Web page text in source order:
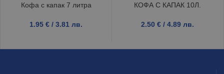
Кофа с капак 7 литра
1.95 € / 3.81 лв.
КОФА С КАПАК 10Л.
2.50 € / 4.89 лв.